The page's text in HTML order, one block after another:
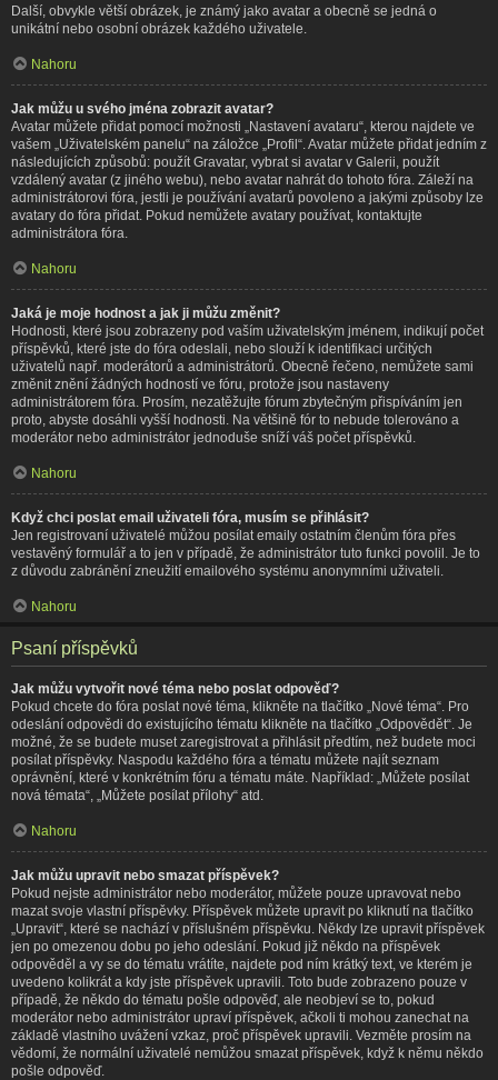
Další, obvykle větší obrázek, je známý jako avatar a obecně se jedná o
unikátní nebo osobní obrázek každého uživatele.
Nahoru
Jak můžu u svého jména zobrazit avatar?
Avatar můžete přidat pomocí možnosti „Nastavení avataru“, kterou najdete ve
vašem „Uživatelském panelu“ na záložce „Profil“. Avatar můžete přidat jedním z
následujících způsobů: použít Gravatar, vybrat si avatar v Galerii, použít
vzdálený avatar (z jiného webu), nebo avatar nahrát do tohoto fóra. Záleží na
administrátorovi fóra, jestli je používání avatarů povoleno a jakými způsoby lze
avatary do fóra přidat. Pokud nemůžete avatary používat, kontaktujte
administrátora fóra.
Nahoru
Jaká je moje hodnost a jak ji můžu změnit?
Hodnosti, které jsou zobrazeny pod vaším uživatelským jménem, indikují počet
příspěvků, které jste do fóra odeslali, nebo slouží k identifikaci určitých
uživatelů např. moderátorů a administrátorů. Obecně řečeno, nemůžete sami
změnit znění žádných hodností ve fóru, protože jsou nastaveny
administrátorem fóra. Prosím, nezatěžujte fórum zbytečným přispíváním jen
proto, abyste dosáhli vyšší hodnosti. Na většině fór to nebude tolerováno a
moderátor nebo administrátor jednoduše sníží váš počet příspěvků.
Nahoru
Když chci poslat email uživateli fóra, musím se přihlásit?
Jen registrovaní uživatelé můžou posílat emaily ostatním členům fóra přes
vestavěný formulář a to jen v případě, že administrátor tuto funkci povolil. Je to
z důvodu zabránění zneužití emailového systému anonymními uživateli.
Nahoru
Psaní příspěvků
Jak můžu vytvořit nové téma nebo poslat odpověď?
Pokud chcete do fóra poslat nové téma, klikněte na tlačítko „Nové téma“. Pro
odeslání odpovědi do existujícího tématu klikněte na tlačítko „Odpovědět“. Je
možné, že se budete muset zaregistrovat a přihlásit předtím, než budete moci
posílat příspěvky. Naspodu každého fóra a tématu můžete najít seznam
oprávnění, které v konkrétním fóru a tématu máte. Například: „Můžete posílat
nová témata“, „Můžete posílat přílohy“ atd.
Nahoru
Jak můžu upravit nebo smazat příspěvek?
Pokud nejste administrátor nebo moderátor, můžete pouze upravovat nebo
mazat svoje vlastní příspěvky. Příspěvek můžete upravit po kliknutí na tlačítko
„Upravit“, které se nachází v příslušném příspěvku. Někdy lze upravit příspěvek
jen po omezenou dobu po jeho odeslání. Pokud již někdo na příspěvek
odpověděl a vy se do tématu vrátíte, najdete pod ním krátký text, ve kterém je
uvedeno kolikrát a kdy jste příspěvek upravili. Toto bude zobrazeno pouze v
případě, že někdo do tématu pošle odpověď, ale neobjeví se to, pokud
moderátor nebo administrátor upraví příspěvek, ačkoli ti mohou zanechat na
základě vlastního uvážení vzkaz, proč příspěvek upravili. Vezměte prosím na
vědomí, že normální uživatelé nemůžou smazat příspěvek, když k němu někdo
pošle odpověď.